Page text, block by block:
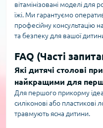
вітамінізовані моделі для
їжі. Ми гарантуємо
професійну консультацію
та безпеку для вашої
FAQ (Часті
Які дитячі столові
найкращими для
Для першого прикорму
силіконові або пластикові
травмують ясна дитини.